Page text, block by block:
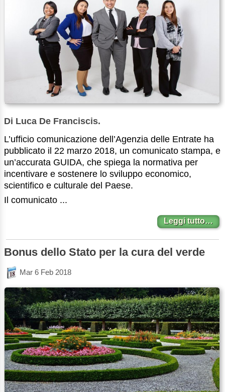
Di Luca De Franciscis.
L’ufficio comunicazione dell’Agenzia delle Entrate ha
pubblicato il 22 marzo 2018, un comunicato stampa, e
un’accurata GUIDA, che spiega la normativa per
incentivare e sostenere lo sviluppo economico,
scientifico e culturale del Paese.
Il comunicato ...
Leggi tutto…
Bonus dello Stato per la cura del verde
Mar 6 Feb 2018